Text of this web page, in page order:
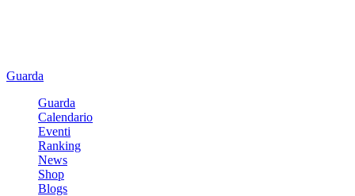
Guarda
Guarda
Calendario
Eventi
Ranking
News
Shop
Blogs